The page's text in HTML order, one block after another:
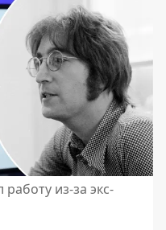
из-за экс-